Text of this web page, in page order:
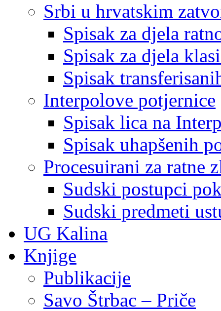
Srbi u hrvatskim
Spisak za djela
Spisak za djela
Spisak
Interpolove potjernice
Spisak lica na
Spisak uhapšenih
Procesuirani za ratne
Sudski postupci
Sudski predmeti
UG Kalina
Knjige
Publikacije
Savo Štrbac – Priče